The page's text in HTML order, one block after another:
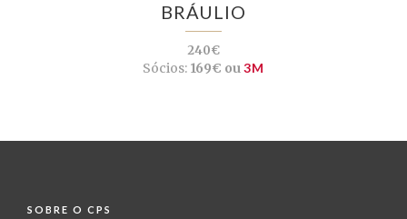
BRÁULIO
240€
Sócios: 169€ ou3M
SOBRE O CPS